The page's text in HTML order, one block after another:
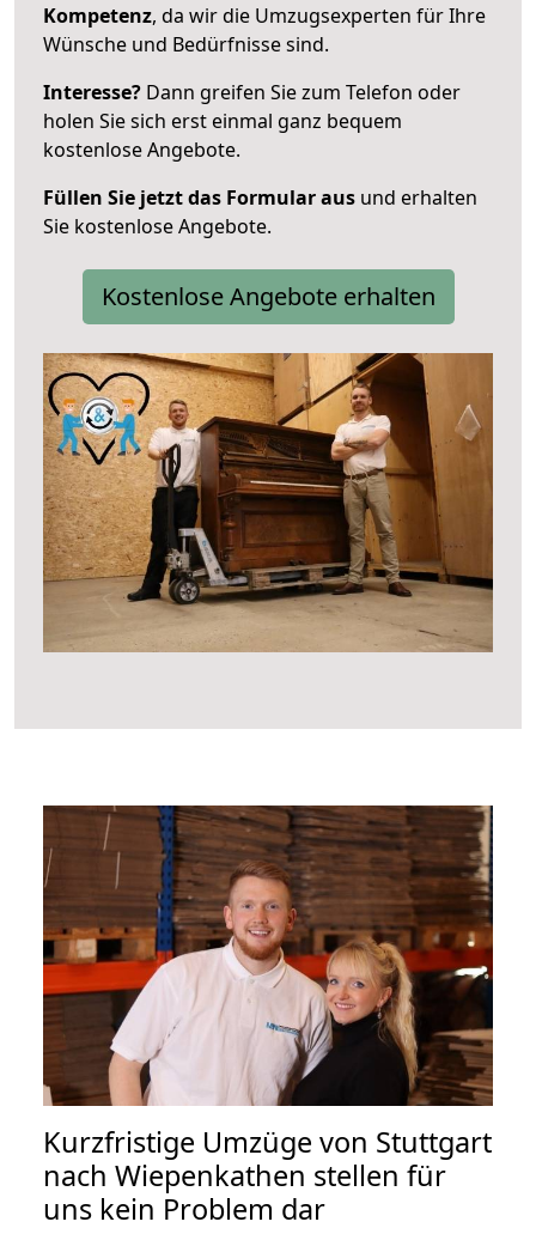
Kompetenz, da wir die Umzugsexperten für Ihre
Wünsche und Bedürfnisse sind.
Interesse? Dann greifen Sie zum Telefon oder
holen Sie sich erst einmal ganz bequem
kostenlose Angebote.
Füllen Sie jetzt das Formular aus und erhalten
Sie kostenlose Angebote.
Kostenlose Angebote erhalten
Kurzfristige Umzüge von Stuttgart
nach Wiepenkathen stellen für
uns kein Problem dar